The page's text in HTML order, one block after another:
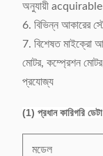
অনুযায়ী acquirable
6. বিভিন্ন আকারের
7. বিশেষত মাইক্রো
মোটর, কম্প্রেশন
প্রযোজ্য
(1) প্রধান কারিগরি ডেটা
মডেল